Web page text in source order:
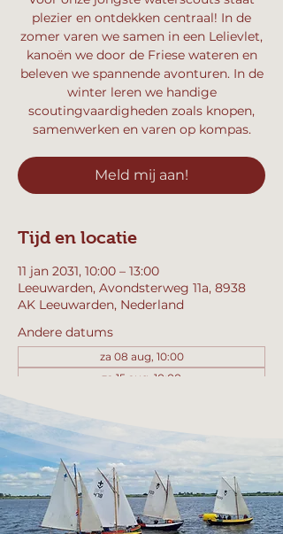
plezier en ontdekken centraal! In de
zomer varen we samen in een Lelievlet,
kanoën we door de Friese wateren en
beleven we spannende avonturen. In de
winter leren we handige
scoutingvaardigheden zoals knopen,
samenwerken en varen op kompas.
Meld mij aan!
Tijd en locatie
11 jan 2031, 10:00 – 13:00
Leeuwarden, Avondsterweg 11a, 8938
AK Leeuwarden, Nederland
Andere datums
za 08 aug, 10:00
za 15 aug, 10:00
Bekijk alle 358 datums
Meld mij aan!